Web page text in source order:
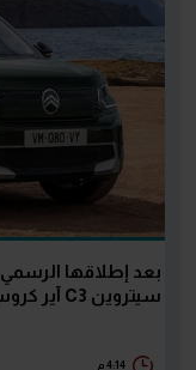
سيتروين C3 آير كروس بالسوق المصري
4:14 م